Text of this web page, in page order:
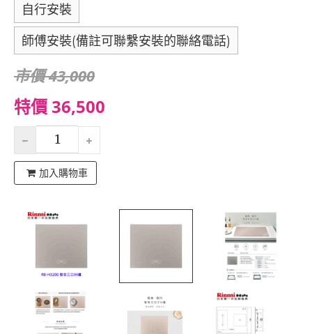
自行安裝
師傅安裝(備註可聯繫安裝的聯絡電話)
市價 43,000
特價 36,500
加入購物車